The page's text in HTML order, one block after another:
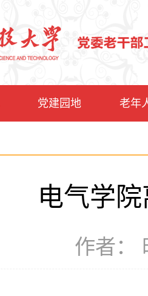
党建园地 老年
电气学
作者：